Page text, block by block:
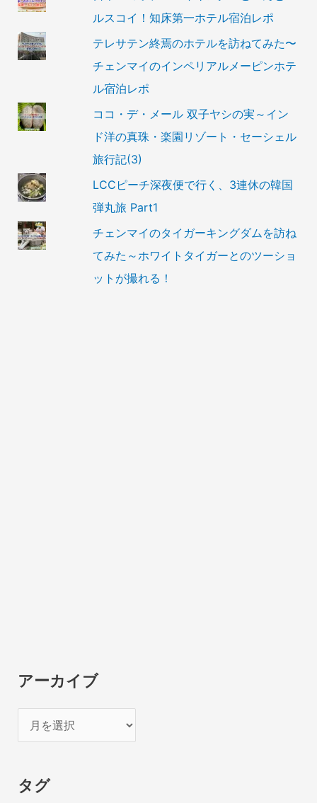
ルスコイ！知床第一ホテル宿泊レポ
テレサテン終焉のホテルを訪ねてみた〜
チェンマイのインペリアルメーピンホテ
ル宿泊レポ
ココ・デ・メール 双子ヤシの実～イン
ド洋の真珠・楽園リゾート・セーシェル
旅行記(3)
LCCピーチ深夜便で行く、3連休の韓国
弾丸旅 Part1
チェンマイのタイガーキングダムを訪ね
てみた～ホワイトタイガーとのツーショ
ットが撮れる！
アーカイブ
ー
イ
タグ